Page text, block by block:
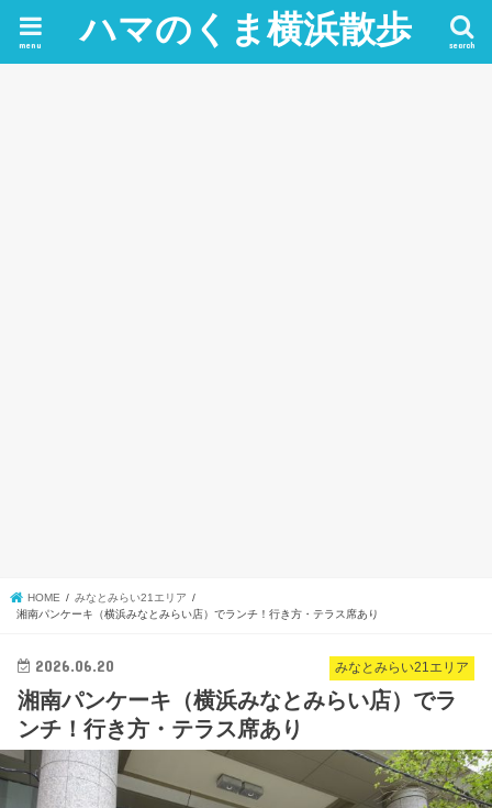
ハマのくま横浜散歩 search
menu
HOME
みなとみらい21エリア
湘南パンケーキ（横浜みなとみらい店）でランチ！行き方・テラス席あり
みなとみらい21エリア
2026.06.20
湘南パンケーキ（横浜みなとみらい店）でラ
ンチ！行き方・テラス席あり